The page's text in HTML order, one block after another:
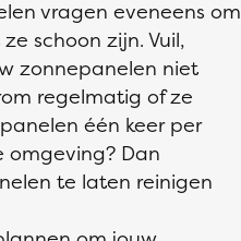
vragen eveneens om
schoon zijn. Vuil,
zonnepanelen niet
regelmatig of ze
één keer per
omgeving? Dan
te laten reinigen